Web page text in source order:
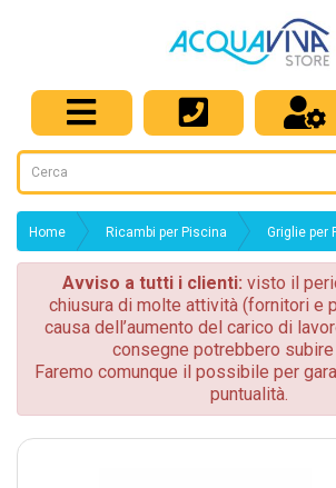
Home Ricambi per Piscina Griglie per
Avviso a tutti i clienti: visto il
chiusura di molte attività (fornitori e
causa dell’aumento del carico di
consegne potrebbero subire
Faremo comunque il possibile per
puntualità.